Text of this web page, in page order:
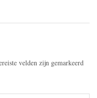
velden zijn gemarkeerd